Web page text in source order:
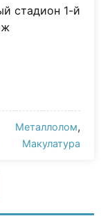
стадион 1-й
Металлолом,
Макулатура